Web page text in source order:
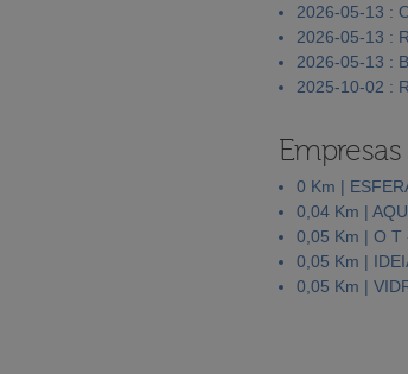
2026-05-13 :
2026-05-13 :
2026-05-13 :
2025-10-02 :
0 Km |
0,04 Km |
0,05 Km | O T
0,05 Km |
0,05 Km |